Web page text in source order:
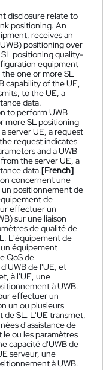
disclosure relate to
positioning. An
receives an
positioning over
positioning quality-
equipment
one or more SL
capability of the UE,
to the UE, a
data.
to perform UWB
more SL positioning
server UE, a request
request indicates
and a UWB
the server UE, a
data.[French]
concernent une
positionnement de
de
effectuer un
sur une liaison
de qualité de
L'équipement de
équipement
QoS de
de l'UE, et
à l'UE, une
à UWB.
effectuer un
un ou plusieurs
de SL. L'UE transmet,
d'assistance de
ou les paramètres
capacité d'UWB de
serveur, une
à UWB.